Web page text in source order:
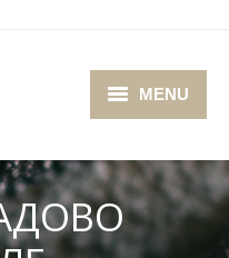
MENU